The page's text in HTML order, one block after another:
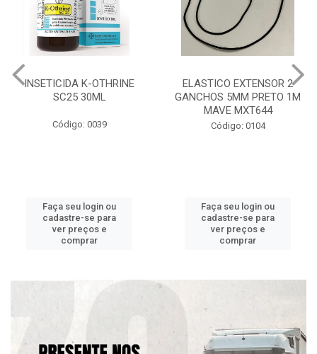
INSETICIDA K-OTHRINE
SC25 30ML
Código: 0039
Faça seu login ou
cadastre-se para
ver preços e
comprar
ELASTICO EXTENSOR 2
GANCHOS 5MM PRETO 1M
MAVE MXT644
Código: 0104
Faça seu login ou
cadastre-se para
ver preços e
comprar